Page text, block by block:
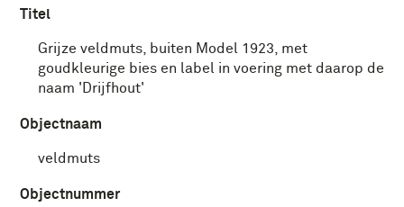
Titel
Grijze veldmuts, buiten Model 1923, met
goudkleurige bies en label in voering met daarop de
naam 'Drijfhout'
Objectnaam
veldmuts
Objectnummer